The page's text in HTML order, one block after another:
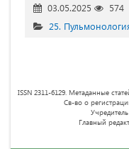
03.05.2025
574
25.
ISSN 2311-6129. Метаданные
Св-во о
Главный